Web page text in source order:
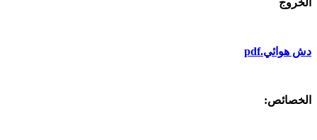
الخروج
دش هوائي.pdf
الخصائص: